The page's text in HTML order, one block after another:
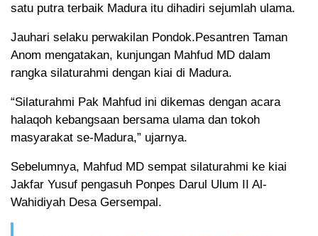
satu putra terbaik Madura itu dihadiri sejumlah ulama.
Jauhari selaku perwakilan Pondok.Pesantren Taman
Anom mengatakan, kunjungan Mahfud MD dalam
rangka silaturahmi dengan kiai di Madura.
“Silaturahmi Pak Mahfud ini dikemas dengan acara
halaqoh kebangsaan bersama ulama dan tokoh
masyarakat se-Madura,” ujarnya.
Sebelumnya, Mahfud MD sempat silaturahmi ke kiai
Jakfar Yusuf pengasuh Ponpes Darul Ulum II Al-
Wahidiyah Desa Gersempal.